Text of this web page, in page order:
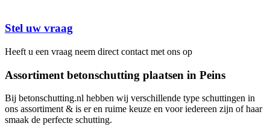
Stel uw vraag
Heeft u een vraag neem direct contact met ons op
Assortiment betonschutting plaatsen in Peins
Bij betonschutting.nl hebben wij verschillende type schuttingen in
ons assortiment & is er en ruime keuze en voor iedereen zijn of haar
smaak de perfecte schutting.